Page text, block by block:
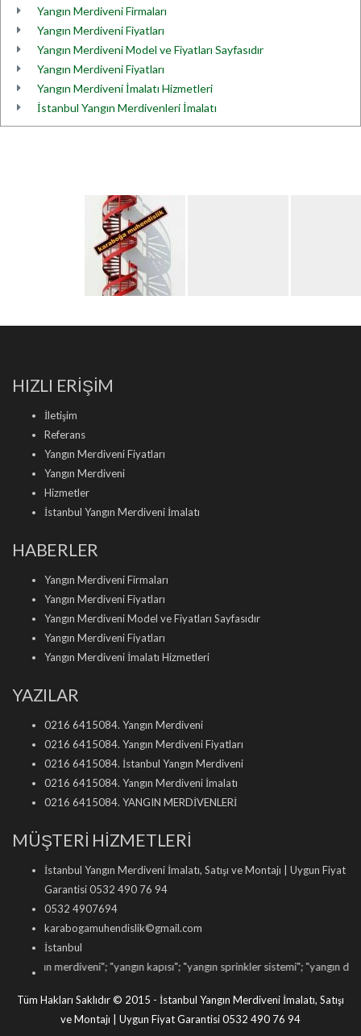
Yangın Merdiveni Firmaları
Yangın Merdiveni Fiyatları
Yangın Merdiveni Model ve Fiyatları Sayfasıdır
Yangın Merdiveni Fiyatları
Yangın Merdiveni İmalatı Hizmetleri
İstanbul Yangın Merdivenleri İmalatı
HIZLI ERİŞİM
İletişim
Referans
Yangın Merdiveni Fiyatları
Yangın Merdiveni
Hizmetler
İstanbul Yangın Merdiveni İmalatı
HABERLER
Yangın Merdiveni Firmaları
Yangın Merdiveni Fiyatları
Yangın Merdiveni Model ve Fiyatları Sayfasıdır
Yangın Merdiveni Fiyatları
Yangın Merdiveni İmalatı Hizmetleri
YAZILAR
0216 6415084. Yangın Merdiveni
0216 6415084. Yangın Merdiveni Fiyatları
0216 6415084. İstanbul Yangın Merdiveni
0216 6415084. Yangın Merdiveni İmalatı
0216 6415084. YANGIN MERDİVENLERİ
MÜŞTERİ HİZMETLERİ
İstanbul Yangın Merdiveni İmalatı, Satışı ve Montajı | Uygun Fiyat
Garantisi 0532 490 76 94
0532 4907694
karabogamuhendislik©gmail.com
İstanbul
merdiveni"; "yangın kapısı"; "yangın sprinkler sistemi"; "yangın dolabı
Tüm Hakları Saklıdır © 2015 - İstanbul Yangın Merdiveni İmalatı, Satışı
ve Montajı | Uygun Fiyat Garantisi 0532 490 76 94